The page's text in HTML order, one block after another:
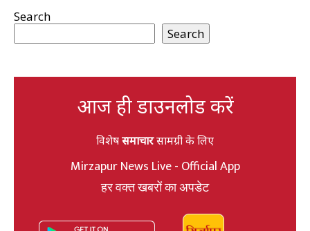
Search
Search
आज ही डाउनलोड करें
विशेषसमाचारसामग्री के लिए
Mirzapur News Live - Official App
हर वक्त खबरों का अपडेट